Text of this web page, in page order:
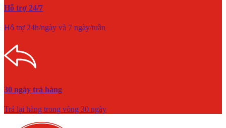
Hỗ trợ 24/7
Hỗ trợ 24h/ngày và 7 ngày/tuần
30 ngày trả hàng
Trả lại hàng trong vòng 30 ngày